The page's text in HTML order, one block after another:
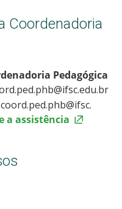
Coordenadoria
Pedagógica
edu.br
a assistência